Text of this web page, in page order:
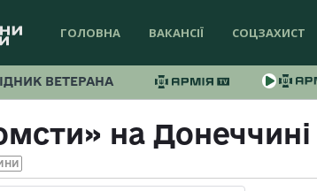
ГОЛОВНА ВАКАНСІЇ СОЦЗАХИСТ
ВЕТЕРАНА
на Донеччині